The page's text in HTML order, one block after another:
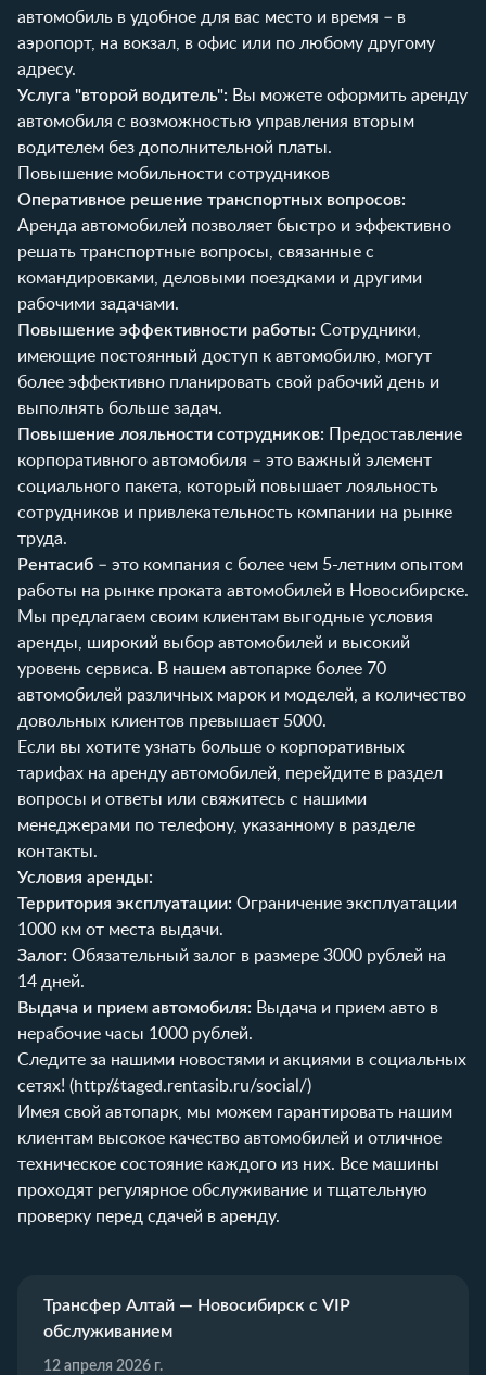
автомобиль в удобное для вас место и время – в
аэропорт, на вокзал, в офис или по любому другому
адресу.
Услуга "второй водитель": Вы можете оформить аренду
автомобиля с возможностью управления вторым
водителем без дополнительной платы.
Повышение мобильности сотрудников
Оперативное решение транспортных вопросов:
Аренда автомобилей позволяет быстро и эффективно
решать транспортные вопросы, связанные с
командировками, деловыми поездками и другими
рабочими задачами.
Повышение эффективности работы: Сотрудники,
имеющие постоянный доступ к автомобилю, могут
более эффективно планировать свой рабочий день и
выполнять больше задач.
Повышение лояльности сотрудников: Предоставление
корпоративного автомобиля – это важный элемент
социального пакета, который повышает лояльность
сотрудников и привлекательность компании на рынке
труда.
Рентасиб – это компания с более чем 5-летним опытом
работы на рынке проката автомобилей в Новосибирске.
Мы предлагаем своим клиентам выгодные условия
аренды, широкий выбор автомобилей и высокий
уровень сервиса. В нашем автопарке более 70
автомобилей различных марок и моделей, а количество
довольных клиентов превышает 5000.
Если вы хотите узнать больше о корпоративных
тарифах на аренду автомобилей, перейдите в раздел
вопросы и ответы или свяжитесь с нашими
менеджерами по телефону, указанному в разделе
контакты.
Условия аренды:
Территория эксплуатации: Ограничение эксплуатации
1000 км от места выдачи.
Залог: Обязательный залог в размере 3000 рублей на
14 дней.
Выдача и прием автомобиля: Выдача и прием авто в
нерабочие часы 1000 рублей.
Следите за нашими новостями и акциями в социальных
сетях! (http://staged.rentasib.ru/social/)
Имея свой автопарк, мы можем гарантировать нашим
клиентам высокое качество автомобилей и отличное
техническое состояние каждого из них. Все машины
проходят регулярное обслуживание и тщательную
проверку перед сдачей в аренду.
Трансфер Алтай — Новосибирск с VIP
обслуживанием
12 апреля 2026 г.